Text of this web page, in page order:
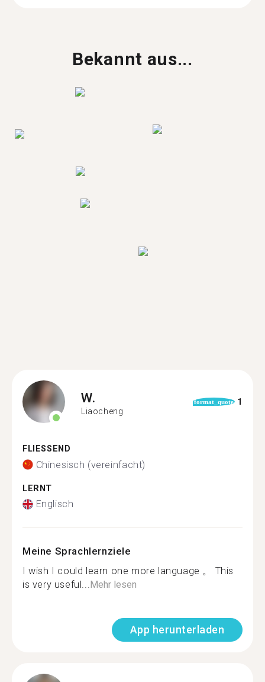
Bekannt aus...
W.
Liaocheng
format_quote 1
FLIESSEND
Chinesisch (vereinfacht)
LERNT
Englisch
Meine Sprachlernziele
I wish I could learn one more language 。 This
is very useful...Mehr lesen
App herunterladen